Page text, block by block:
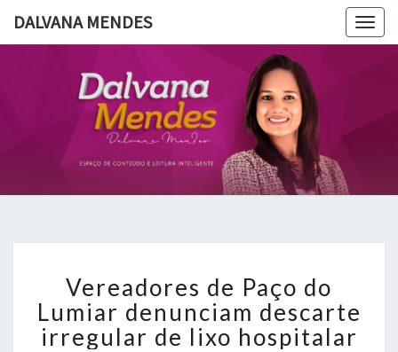
DALVANA MENDES
DALVANA
MENDES
Espaço De
Conteúdo
E Leitura
Inteligente
de
Paço
do
Lumiar
Vereadores de Paço do
Lumiar denunciam descarte
irregular de lixo hospitalar